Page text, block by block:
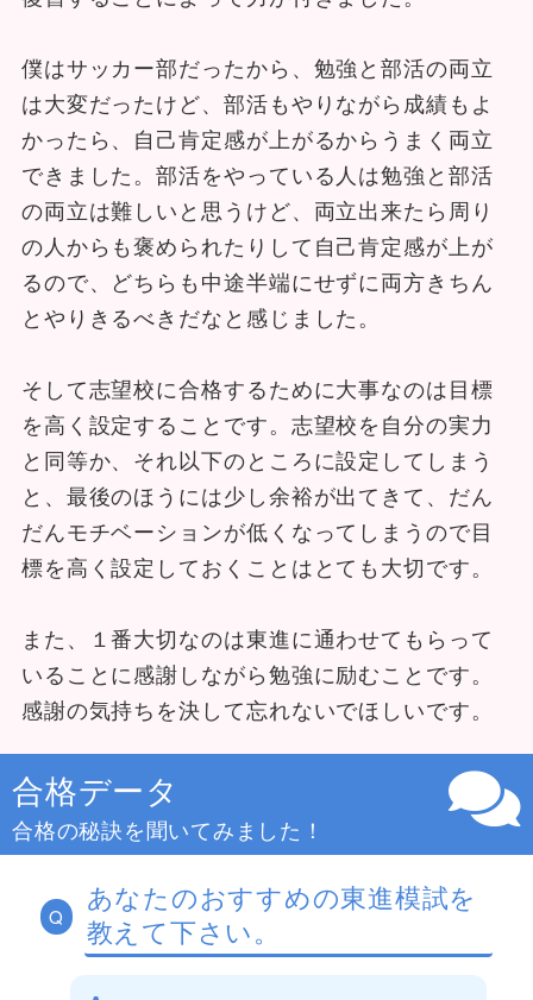
僕はサッカー部だったから、勉強と部活の両立
は大変だったけど、部活もやりながら成績もよ
かったら、自己肯定感が上がるからうまく両立
できました。部活をやっている人は勉強と部活
の両立は難しいと思うけど、両立出来たら周り
の人からも褒められたりして自己肯定感が上が
るので、どちらも中途半端にせずに両方きちん
とやりきるべきだなと感じました。
そして志望校に合格するために大事なのは目標
を高く設定することです。志望校を自分の実力
と同等か、それ以下のところに設定してしまう
と、最後のほうには少し余裕が出てきて、だん
だんモチベーションが低くなってしまうので目
標を高く設定しておくことはとても大切です。
また、１番大切なのは東進に通わせてもらって
いることに感謝しながら勉強に励むことです。
感謝の気持ちを決して忘れないでほしいです。
合格データ
合格の秘訣を聞いてみました！
Q
あなたのおすすめの東進模試を
教えて下さい。